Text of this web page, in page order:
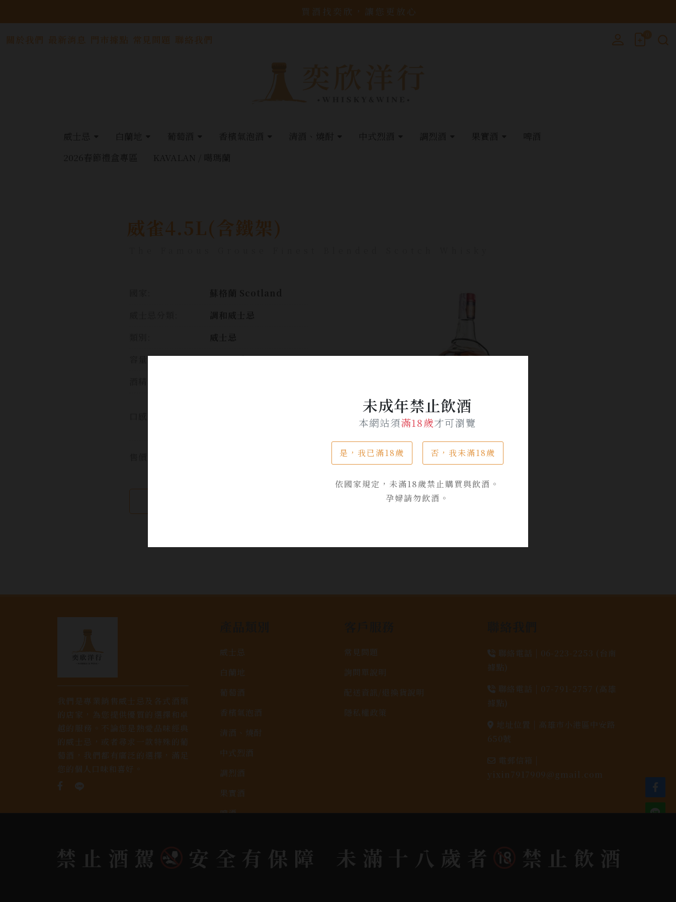
未成年禁止飲酒
本網站須滿18歲才可瀏覽
是，我已滿18歲 否，我未滿18歲
依國家規定，未滿18歲禁止購買與飲酒。
孕婦請勿飲酒。
買酒找奕欣，讓您更放心
關於我們 最新消息 門市據點 常見問題 聯絡我們
威士忌 白蘭地 葡萄酒 香檳氣泡酒 清酒、燒酎 中式烈酒 調烈酒 果實酒
啤酒
2026春節禮盒專區
KAVALAN / 噶瑪蘭
威雀4.5L(含鐵架)
容量:
4500ml
我們是專業銷售威士忌及各式酒類
的店家，為您提供優質的選擇和卓
越的服務。不論您是熱愛品味經典
的威士忌，或者尋求一款特殊的葡
萄酒，我們都有廣泛的選擇，滿足
您的個人口味和喜好。
威士忌
白蘭地
葡萄酒
香檳氣泡酒
清酒、燒酎
中式烈酒
調烈酒
果實酒
啤酒
KAVALAN / 噶瑪蘭
常見問題
詢問單說明
配送資訊/退換貨說明
隱私權政策
聯絡電話 | 06-223-2253 (台南
據點)
聯絡電話 | 07-791-2757 (高雄
據點)
地址位置 | 高雄市小港區中安路
650號
電郵信箱 |
yixin7917909@gmail.com
禁止酒駕 安全有保障 未滿十八歲者 禁止飲酒